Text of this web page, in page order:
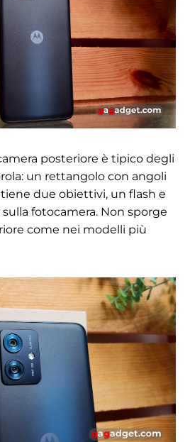
posteriore è tipico degli
un rettangolo con angoli
due obiettivi, un flash e
fotocamera. Non sporge
come nei modelli più